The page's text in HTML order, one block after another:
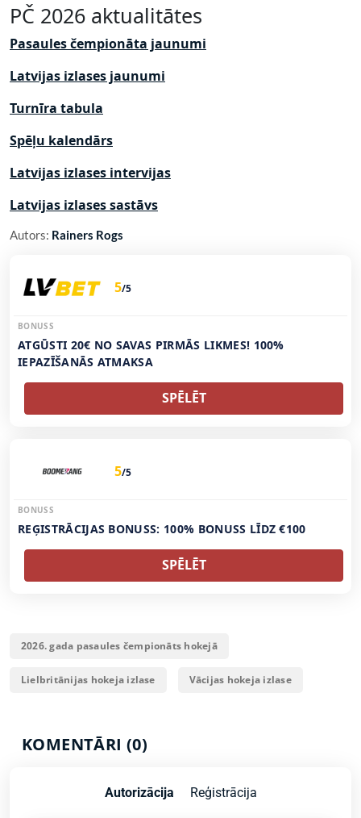
PČ 2026 aktualitātes
Pasaules čempionāta jaunumi
Latvijas izlases jaunumi
Turnīra tabula
Spēļu kalendārs
Latvijas izlases intervijas
Latvijas izlases sastāvs
Autors: Rainers Rogs
5/5
BONUSS
ATGŪSTI 20€ NO SAVAS PIRMĀS LIKMES! 100%
IEPAZĪŠANĀS ATMAKSA
SPĒLĒT
5/5
BONUSS
REĢISTRĀCIJAS BONUSS: 100% BONUSS LĪDZ €100
SPĒLĒT
2026. gada pasaules čempionāts hokejā
Lielbritānijas hokeja izlase Vācijas hokeja izlase
KOMENTĀRI (0)
Autorizācija Reģistrācija